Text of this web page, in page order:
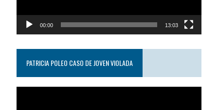
00:00 13:03
PATRICIA POLEO CASO DE JOVEN VIOLADA